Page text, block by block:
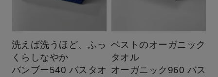
洗えば洗うほど、ふっ
くらしなやか
バンブー540 バスタオ
ベストのオーガニック
タオル
オーガニック960 バス